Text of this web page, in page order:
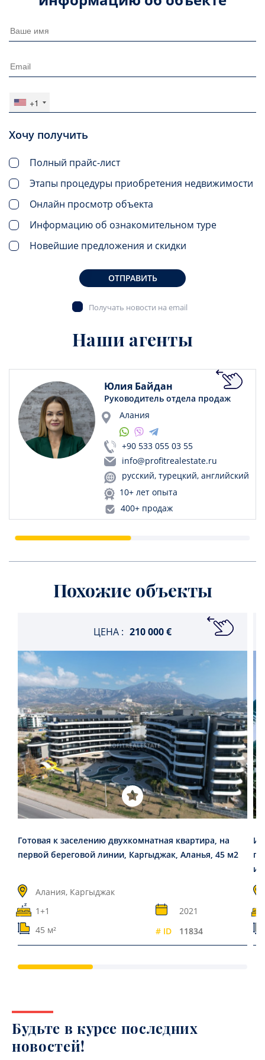
+1
Хочу получить
Полный прайс-лист
Этапы процедуры приобретения недвижимости
Онлайн просмотр объекта
Информацию об ознакомительном туре
Новейшие предложения и скидки
ОТПРАВИТЬ
Получать новости на email
Наши агенты
Юлия Байдан
Руководитель отдела продаж
Алания
+90 533 055 03 55
info@profitrealestate.ru
русский, турецкий, английский
10+ лет опыта
400+ продаж
Похожие объекты
ЦЕНА : 210 000 €
Готовая к заселению двухкомнатная квартира, на
первой береговой линии, Каргыджак, Аланья, 45 м2
Алания, Каргыджак
1+1
2021
45 м²
# ID 11834
Будьте в курсе последних
новостей!